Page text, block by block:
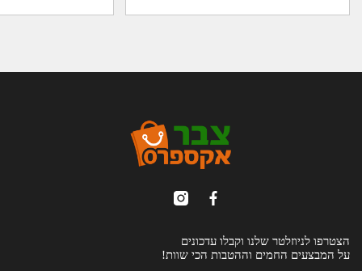
הצטרפו לניוזלטר שלנו וקבלו עדכונים
על המבצעים החמים וההטבות הכי שוות!